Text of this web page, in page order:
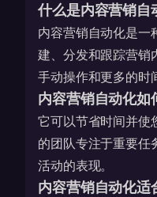
什么是内容营销自
内容营销自动化是一
建、分发和跟踪营销
手动操作和更多的时
内容营销自动化如
它可以节省时间并使
的团队专注于重要任
活动的表现。
内容营销自动化适